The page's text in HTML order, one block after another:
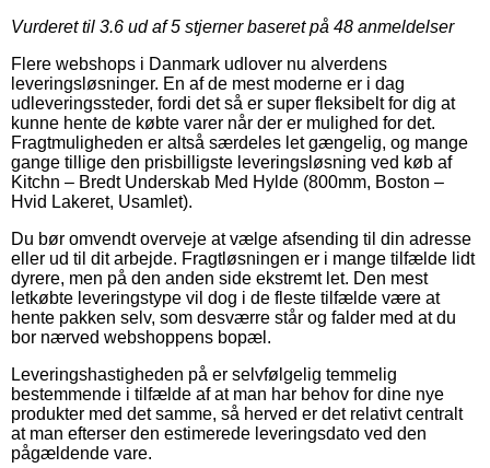
Vurderet til 3.6 ud af 5 stjerner baseret på 48 anmeldelser
Flere webshops i Danmark udlover nu alverdens
leveringsløsninger. En af de mest moderne er i dag
udleveringssteder, fordi det så er super fleksibelt for dig at
kunne hente de købte varer når der er mulighed for det.
Fragtmuligheden er altså særdeles let gængelig, og mange
gange tillige den prisbilligste leveringsløsning ved køb af
Kitchn – Bredt Underskab Med Hylde (800mm, Boston –
Hvid Lakeret, Usamlet).
Du bør omvendt overveje at vælge afsending til din adresse
eller ud til dit arbejde. Fragtløsningen er i mange tilfælde lidt
dyrere, men på den anden side ekstremt let. Den mest
letkøbte leveringstype vil dog i de fleste tilfælde være at
hente pakken selv, som desværre står og falder med at du
bor nærved webshoppens bopæl.
Leveringshastigheden på er selvfølgelig temmelig
bestemmende i tilfælde af at man har behov for dine nye
produkter med det samme, så herved er det relativt centralt
at man efterser den estimerede leveringsdato ved den
pågældende vare.